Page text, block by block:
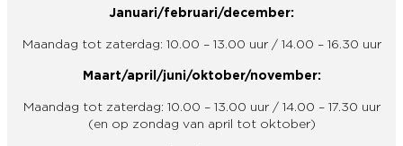
Januari/februari/december:
Maandag tot zaterdag: 10.00 – 13.00 uur / 14.00 – 16.30 uur
Maart/april/juni/oktober/november:
Maandag tot zaterdag: 10.00 – 13.00 uur / 14.00 – 17.30 uur
(en op zondag van april tot oktober)